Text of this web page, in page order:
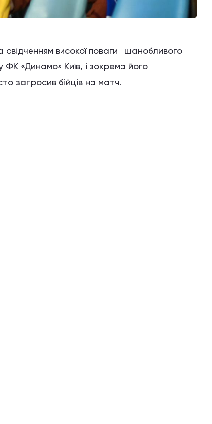
високої поваги і шанобливого
ФК «Динамо» Київ, і зокрема його
запросив бійців на матч.